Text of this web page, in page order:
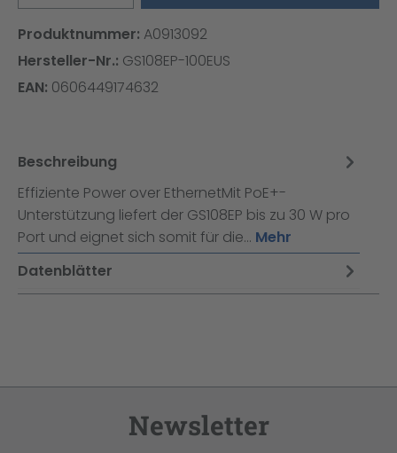
Produktnummer: A0913092
Hersteller-Nr.: GS108EP-100EUS
EAN: 0606449174632
Beschreibung
Effiziente Power over EthernetMit PoE+-
Unterstützung liefert der GS108EP bis zu 30 W pro
Port und eignet sich somit für die… Mehr
Datenblätter
Newsletter